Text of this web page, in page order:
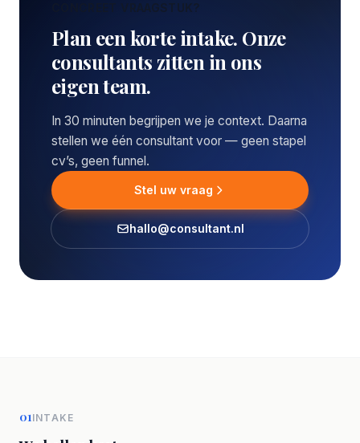
CONCREET VRAAGSTUK?
Plan een korte intake. Onze
consultants zitten in ons
eigen team.
In 30 minuten begrijpen we je context. Daarna
stellen we één consultant voor — geen stapel
cv’s, geen funnel.
Stel uw vraag
hallo@consultant.nl
01INTAKE